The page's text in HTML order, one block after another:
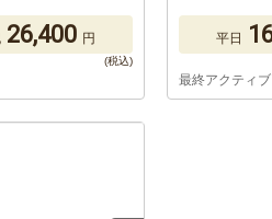
26,400 円 平日
最終アクティ